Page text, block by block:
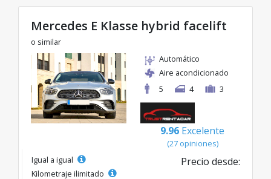
Mercedes E Klasse hybrid facelift
o similar
Automático
Aire acondicionado
5
4 3
9.96 Excelente
(27 opiniones)
Igual a igual
Kilometraje ilimitado
Precio desde: